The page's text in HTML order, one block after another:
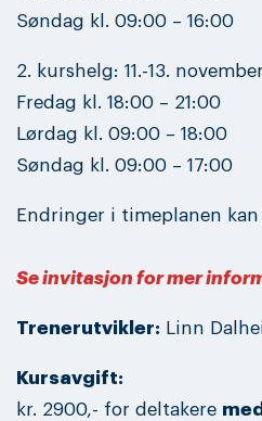
Søndag kl. 09:00 – 16:00
2. kurshelg: 11.-13.
Fredag kl. 18:00 – 21:00
Lørdag kl. 09:00 – 18:00
Søndag kl. 09:00 – 17:00
Endringer i timeplanen
Se invitasjon for mer
Trenerutvikler: Linn
Kursavgift:
kr. 2900,- for deltakere